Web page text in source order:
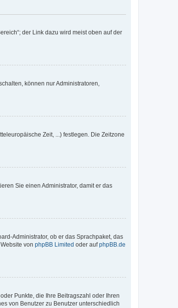
der Link dazu wird meist oben auf der
können nur Administratoren,
Zeit, ...) festlegen. Die Zeitzone
Sie einen Administrator, damit er das
Administrator, ob er das Sprachpaket, das
von phpBB Limited oder aufphpBB.de
Punkte, die Ihre Beitragszahl oder Ihren
von Benutzer zu Benutzer unterschiedlich